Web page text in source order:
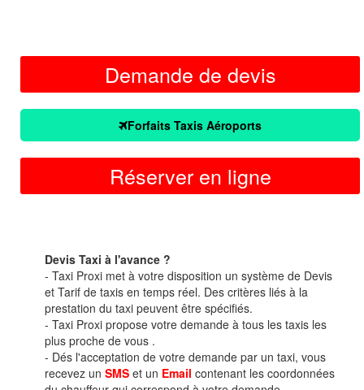
Demande de devis
Forfaits Taxis Aéroports
Réserver en ligne
Devis Taxi à l'avance ?
- Taxi Proxi met à votre disposition un système de Devis
et Tarif de taxis en temps réel. Des critères liés à la
prestation du taxi peuvent être spécifiés.
- Taxi Proxi propose votre demande à tous les taxis les
plus proche de vous .
- Dés l'acceptation de votre demande par un taxi, vous
recevez un SMS et un Email contenant les coordonnées